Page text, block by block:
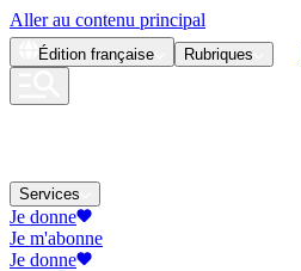
Aller au contenu principal
Édition française Rubriques
Services
Je donne
Je m'abonne
Je donne